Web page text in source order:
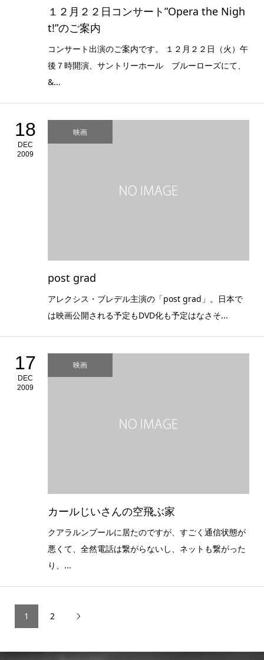
１２月２２日コンサート”Opera the Nigh
t!”のご案内
コンサート出演のご案内です。 １２月２２日（火）午
後７時開演、サントリーホール ブルーローズにて、
&...
18
DEC
2009
映画
post grad
アレクシス・ブレデル主演の「post grad」。日本で
は映画公開される予定もDVD化も予定はなさそ...
17
DEC
2009
映画
カールじいさんの空飛ぶ家
クアラルンプールに居たのですが、すごく通信状態が
悪くて、全然電話は繋がらないし、ネットも繋がった
り、...
1 2 